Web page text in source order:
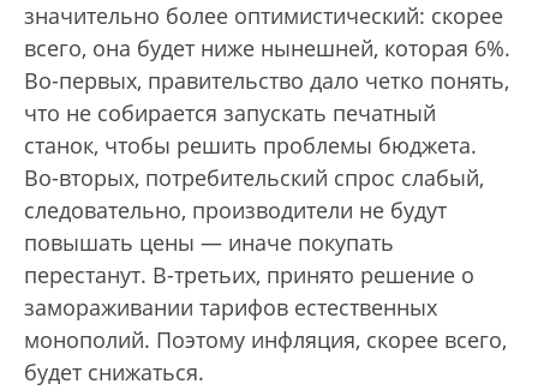
значительно более оптимистический: скорее
всего, она будет ниже нынешней, которая 6%.
Во-первых, правительство дало четко понять,
что не собирается запускать печатный
станок, чтобы решить проблемы бюджета.
Во-вторых, потребительский спрос слабый,
следовательно, производители не будут
повышать цены — иначе покупать
перестанут. В-третьих, принято решение о
замораживании тарифов естественных
монополий. Поэтому инфляция, скорее всего,
будет снижаться.